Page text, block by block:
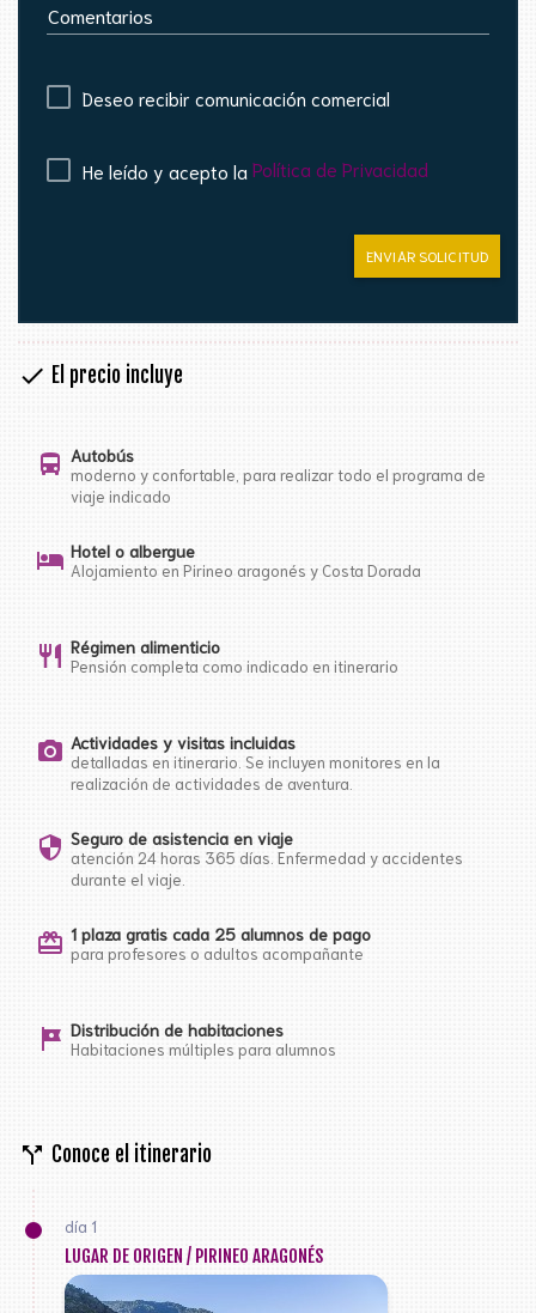
Comentarios
Deseo recibir comunicación comercial
He leído y acepto la Política de Privacidad
ENVIAR SOLICITUD
check El precio incluye
directions_bus Autobús
moderno y confortable, para realizar todo el programa de
viaje indicado
hotel Hotel o albergue
Alojamiento en Pirineo aragonés y Costa Dorada
restaurant Régimen alimenticio
Pensión completa como indicado en itinerario
photo_camera Actividades y visitas incluidas
detalladas en itinerario. Se incluyen monitores en la
realización de actividades de aventura.
security Seguro de asistencia en viaje
atención 24 horas 365 días. Enfermedad y accidentes
durante el viaje.
card_giftcard 1 plaza gratis cada 25 alumnos de pago
para profesores o adultos acompañante
tour Distribución de habitaciones
Habitaciones múltiples para alumnos
call_split Conoce el itinerario
día 1
LUGAR DE ORIGEN / PIRINEO ARAGONÉS